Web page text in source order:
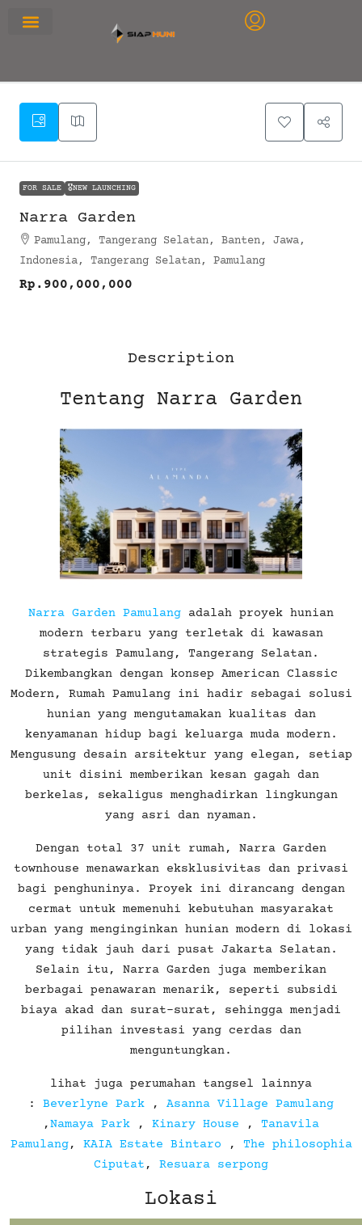
FOR SALE 🎖️NEW LAUNCHING
Narra Garden
Pamulang, Tangerang Selatan, Banten, Jawa,
Indonesia, Tangerang Selatan, Pamulang
Rp.900,000,000
Description
Tentang Narra Garden
Narra Garden Pamulang adalah proyek hunian
modern terbaru yang terletak di kawasan
strategis Pamulang, Tangerang Selatan.
Dikembangkan dengan konsep American Classic
Modern, Rumah Pamulang ini hadir sebagai solusi
hunian yang mengutamakan kualitas dan
kenyamanan hidup bagi keluarga muda modern.
Mengusung desain arsitektur yang elegan, setiap
unit disini memberikan kesan gagah dan
berkelas, sekaligus menghadirkan lingkungan
yang asri dan nyaman.
Dengan total 37 unit rumah, Narra Garden
townhouse menawarkan eksklusivitas dan privasi
bagi penghuninya. Proyek ini dirancang dengan
cermat untuk memenuhi kebutuhan masyarakat
urban yang menginginkan hunian modern di lokasi
yang tidak jauh dari pusat Jakarta Selatan.
Selain itu, Narra Garden juga memberikan
berbagai penawaran menarik, seperti subsidi
biaya akad dan surat-surat, sehingga menjadi
pilihan investasi yang cerdas dan
menguntungkan.
lihat juga perumahan tangsel lainnya
: Beverlyne Park , Asanna Village Pamulang
,Namaya Park , Kinary House , Tanavila
Pamulang, KAIA Estate Bintaro , The philosophia
Ciputat , Resuara serpong
Lokasi